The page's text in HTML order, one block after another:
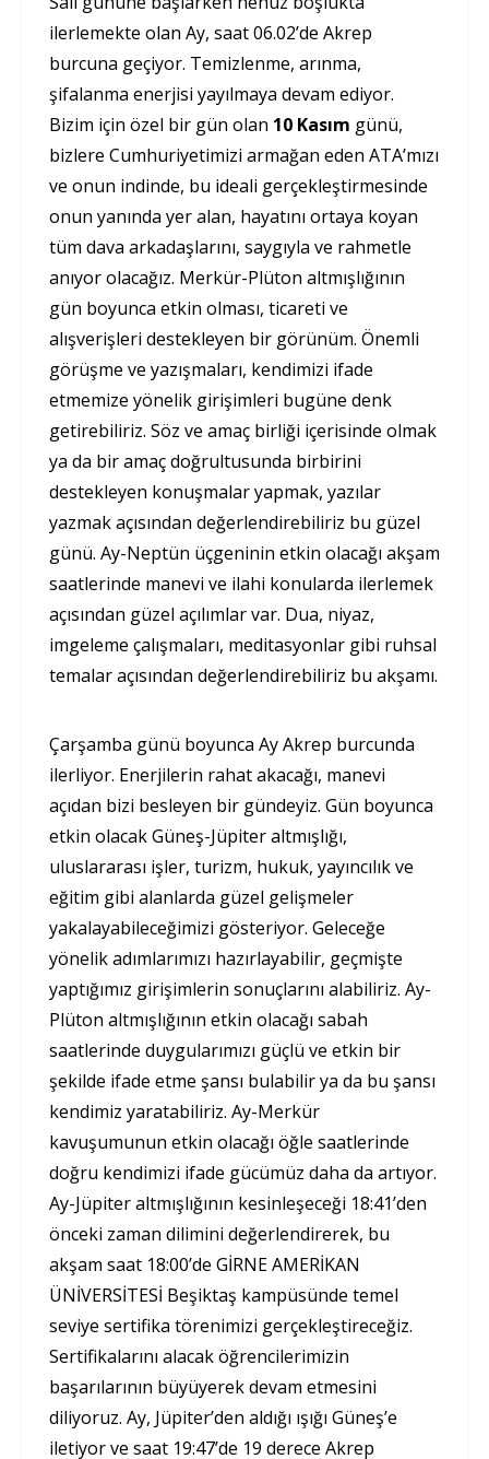
ilerlemekte olan Ay, saat 06.02’de Akrep
burcuna geçiyor. Temizlenme, arınma,
şifalanma enerjisi yayılmaya devam ediyor.
Bizim için özel bir gün olan 10 Kasım günü,
bizlere Cumhuriyetimizi armağan eden ATA’mızı
ve onun indinde, bu ideali gerçekleştirmesinde
onun yanında yer alan, hayatını ortaya koyan
tüm dava arkadaşlarını, saygıyla ve rahmetle
anıyor olacağız. Merkür-Plüton altmışlığının
gün boyunca etkin olması, ticareti ve
alışverişleri destekleyen bir görünüm. Önemli
görüşme ve yazışmaları, kendimizi ifade
etmemize yönelik girişimleri bugüne denk
getirebiliriz. Söz ve amaç birliği içerisinde olmak
ya da bir amaç doğrultusunda birbirini
destekleyen konuşmalar yapmak, yazılar
yazmak açısından değerlendirebiliriz bu güzel
günü. Ay-Neptün üçgeninin etkin olacağı akşam
saatlerinde manevi ve ilahi konularda ilerlemek
açısından güzel açılımlar var. Dua, niyaz,
imgeleme çalışmaları, meditasyonlar gibi ruhsal
temalar açısından değerlendirebiliriz bu akşamı.
Çarşamba günü boyunca Ay Akrep burcunda
ilerliyor. Enerjilerin rahat akacağı, manevi
açıdan bizi besleyen bir gündeyiz. Gün boyunca
etkin olacak Güneş-Jüpiter altmışlığı,
uluslararası işler, turizm, hukuk, yayıncılık ve
eğitim gibi alanlarda güzel gelişmeler
yakalayabileceğimizi gösteriyor. Geleceğe
yönelik adımlarımızı hazırlayabilir, geçmişte
yaptığımız girişimlerin sonuçlarını alabiliriz. Ay-
Plüton altmışlığının etkin olacağı sabah
saatlerinde duygularımızı güçlü ve etkin bir
şekilde ifade etme şansı bulabilir ya da bu şansı
kendimiz yaratabiliriz. Ay-Merkür
kavuşumunun etkin olacağı öğle saatlerinde
doğru kendimizi ifade gücümüz daha da artıyor.
Ay-Jüpiter altmışlığının kesinleşeceği 18:41’den
önceki zaman dilimini değerlendirerek, bu
akşam saat 18:00’de GİRNE AMERİKAN
ÜNİVERSİTESİ Beşiktaş kampüsünde temel
seviye sertifika törenimizi gerçekleştireceğiz.
Sertifikalarını alacak öğrencilerimizin
başarılarının büyüyerek devam etmesini
diliyoruz. Ay, Jüpiter’den aldığı ışığı Güneş’e
iletiyor ve saat 19:47’de 19 derece Akrep